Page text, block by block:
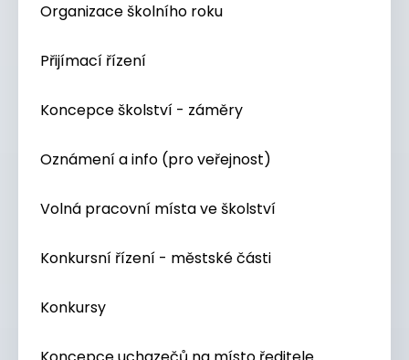
Organizace školního roku
Přijímací řízení
Koncepce školství - záměry
Oznámení a info (pro veřejnost)
Volná pracovní místa ve školství
Konkursní řízení - městské části
Konkursy